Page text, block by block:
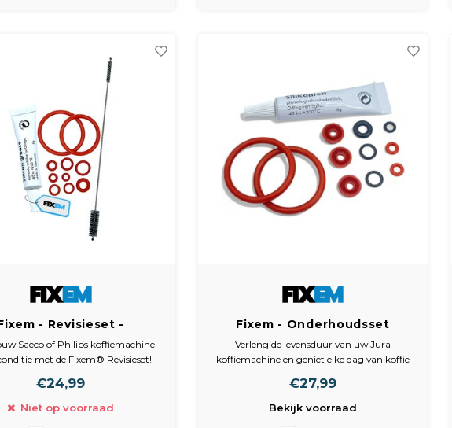
- Revisieset -
- Geschikt
- Saeco, Philips
- Tuit connector -
siliconenvet - 12
Saeco of Philips koffiemachine
met de Fixem® Revisieset!
ontworpen om je koffiemachine
te reinigen en onderhouden.
€24,99
Niet op voorraad
Fixem - Onderhoudsset
geschikt voor Jura brouwunit
- drainageventiel inclusief vet
Verleng de levensduur van uw Jura
koffiemachine en geniet elke dag van koffie
Onderhoudsset vandaag nog en ervaar het
verschil van een goed onderhouden
€27,99
Bekijk voorraad